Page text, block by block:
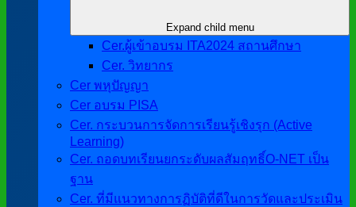
Expand child menu
Cer.ผู้เข้าอบรม ITA2024 สถานศึกษา
Cer. วิทยากร
Cer พหุปัญญา
Cer อบรม PISA
Cer. กระบวนการจัดการเรียนรู้เชิงรุก (Active
Learning)
Cer. ถอดบทเรียนยกระดับผลสัมฤทธิ์O-NET เป็น
ฐาน
Cer. ที่มีแนวทางการฏิบัติที่ดีในการวัดและประเมิน